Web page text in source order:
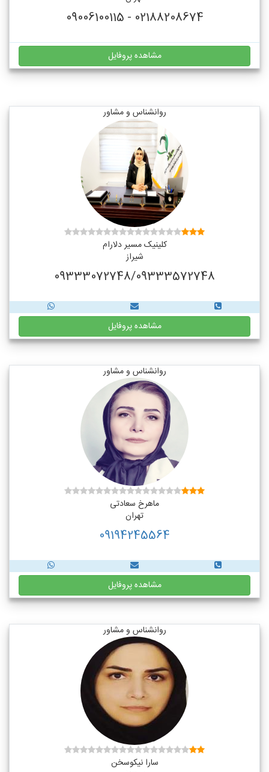
02188208674 - 09006100115
مشاهده پروفایل
روانشناس و مشاور
کلینیک مسیر دلارام
شیراز
09333072748/09333572748
مشاهده پروفایل
روانشناس و مشاور
ماهرخ سعادتی
تهران
09194245564
مشاهده پروفایل
روانشناس و مشاور
سارا نیکوسخن